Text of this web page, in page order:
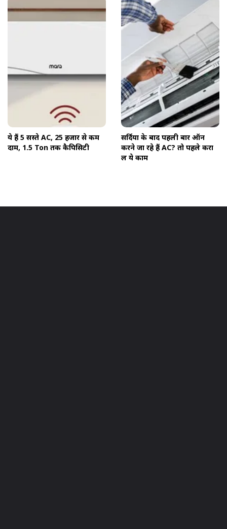
ये हैं 5 सस्ते AC, 25 हजार से कम
दाम, 1.5 Ton तक कैपिसिटी
सर्दियों के बाद पहली बार ऑन
करने जा रहे हैं AC? तो पहले करा
लें ये काम